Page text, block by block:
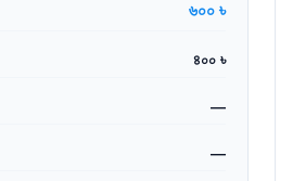
৬০০ ৳
৪০০ ৳
—
—